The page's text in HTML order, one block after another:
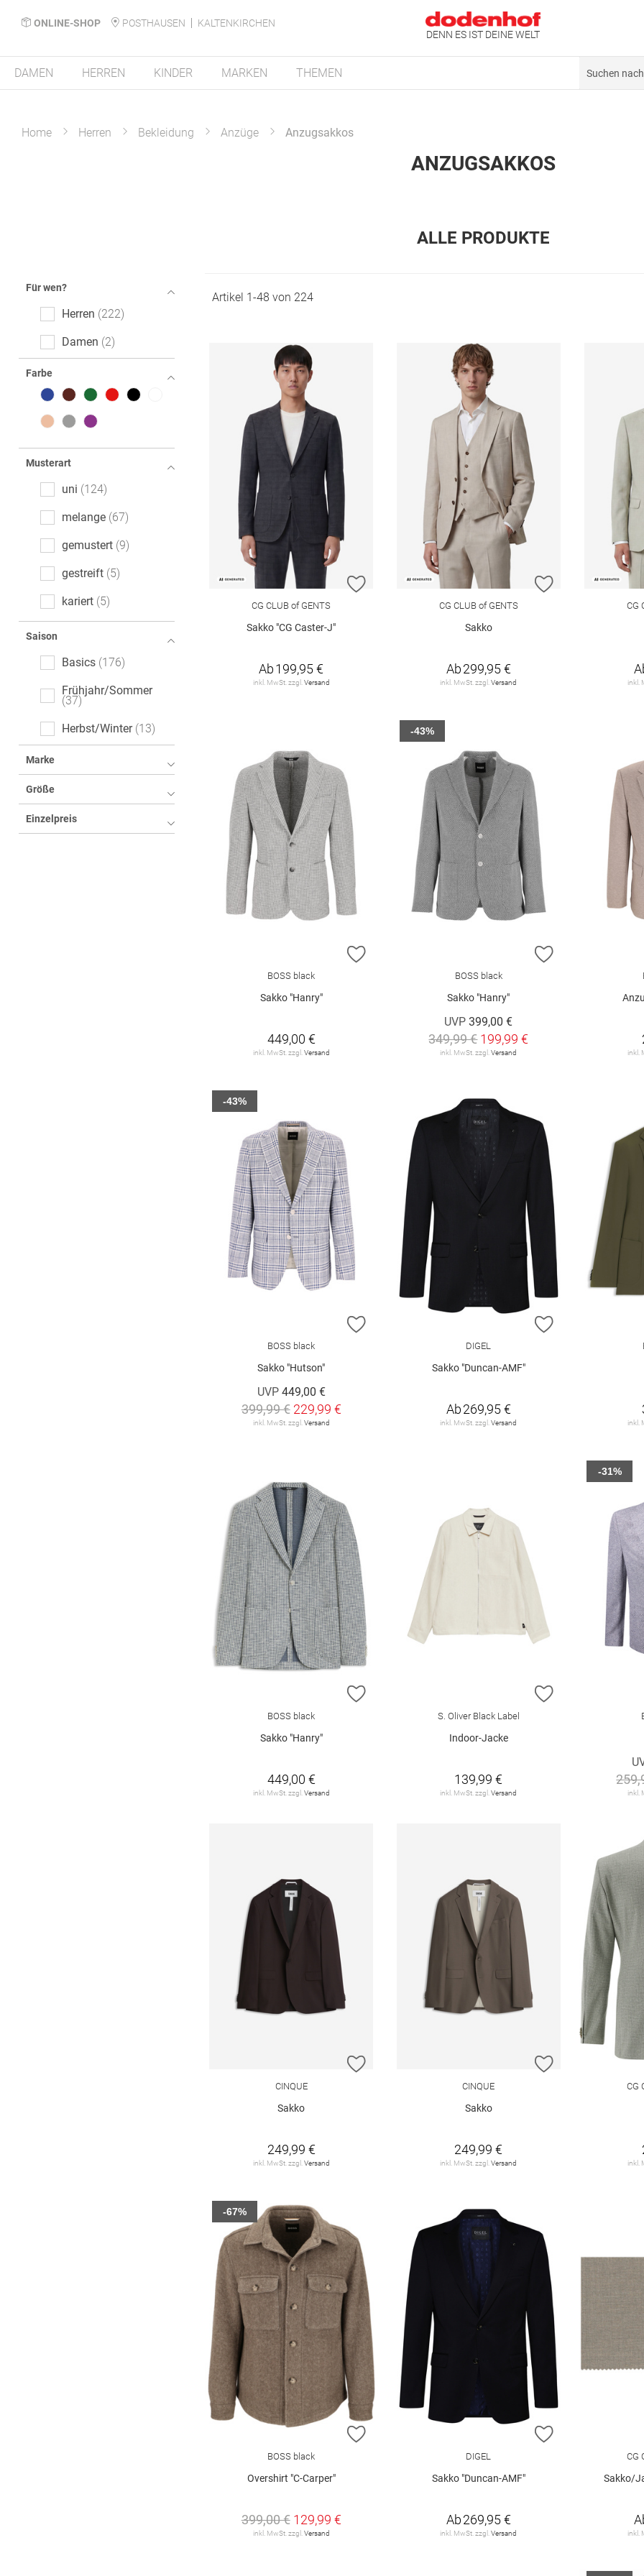
ONLINE-SHOP POSTHAUSEN
KALTENKIRCHEN
DENN ES IST DEINE WELT
DAMEN HERREN KINDER MARKEN THEMEN
Home Herren Bekleidung Anzüge Anzugsakkos
ANZUGSAKKOS
ALLE PRODUKTE
Für wen?
Herren 222
Damen 2
Farbe
Musterart
uni 124
melange 67
gemustert 9
gestreift 5
kariert 5
Logoprint 3
Tartan 3
Fischgrätmuster 2
Saison
Basics 176
Frühjahr/Sommer
37
Herbst/Winter 13
Marke
Größe
Einzelpreis
Artikel 1-48 von 224
ZUR WUNSCHLISTE HINZUFÜGEN
CG CLUB of GENTS
Sakko "CG Caster-J"
Ab199,95 €
inkl. MwSt. zzgl. Versand
ZUR
CG CLUB of GENTS
Sakko
Ab299,95 €
inkl. MwSt. zzgl.Versand
CG
inkl.
ZUR WUNSCHLISTE HINZUFÜGEN
BOSS black
Sakko "Hanry"
449,00 €
inkl. MwSt. zzgl. Versand
ZUR
BOSS black
Sakko "Hanry"
UVP 399,00 €
349,99 € 199,99 €
inkl. MwSt. zzgl.Versand
-43%
inkl.
ZUR WUNSCHLISTE HINZUFÜGEN
BOSS black
Sakko "Hutson"
UVP 449,00 €
399,99 € 229,99 €
inkl. MwSt. zzgl. Versand
-43%
ZUR
DIGEL
Sakko "Duncan-AMF"
Ab269,95 €
inkl. MwSt. zzgl.Versand inkl.
ZUR WUNSCHLISTE HINZUFÜGEN
BOSS black
Sakko "Hanry"
449,00 €
inkl. MwSt. zzgl. Versand
ZUR
S. Oliver Black Label
Indoor-Jacke
139,99 €
inkl. MwSt. zzgl.Versand inkl.
-31%
ZUR WUNSCHLISTE HINZUFÜGEN
CINQUE
Sakko
249,99 €
inkl. MwSt. zzgl. Versand
ZUR
CINQUE
Sakko
249,99 €
inkl. MwSt. zzgl.Versand
CG
inkl.
ZUR WUNSCHLISTE HINZUFÜGEN
BOSS black
Overshirt "C-Carper"
399,00 € 129,99 €
inkl. MwSt. zzgl. Versand
-67%
ZUR
DIGEL
Sakko "Duncan-AMF"
Ab269,95 €
inkl. MwSt. zzgl.Versand
CG
Sakko/
inkl.